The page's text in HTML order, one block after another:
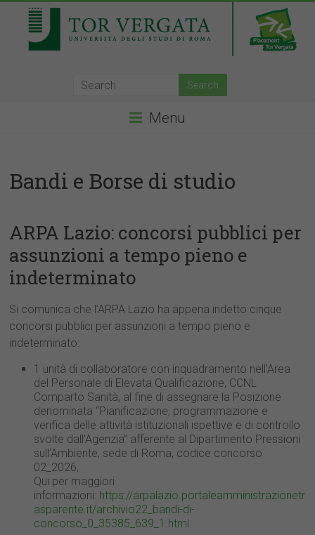
Menu
Bandi e Borse di studio
ARPA Lazio: concorsi pubblici per
assunzioni a tempo pieno e
indeterminato
Si comunica che l’ARPA Lazio ha appena indetto cinque
concorsi pubblici per assunzioni a tempo pieno e
indeterminato:
1 unità di collaboratore con inquadramento nell’Area
del Personale di Elevata Qualificazione, CCNL
Comparto Sanità, al fine di assegnare la Posizione
denominata “Pianificazione, programmazione e
verifica delle attività istituzionali ispettive e di controllo
svolte dall’Agenzia” afferente al Dipartimento Pressioni
sull’Ambiente, sede di Roma, codice concorso
02_2026,
Qui per maggiori
informazioni: https://arpalazio.portaleamministrazionetr
asparente.it/archivio22_bandi-di-
concorso_0_35385_639_1.html